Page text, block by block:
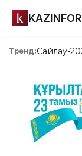
Тренд:Сайлау-